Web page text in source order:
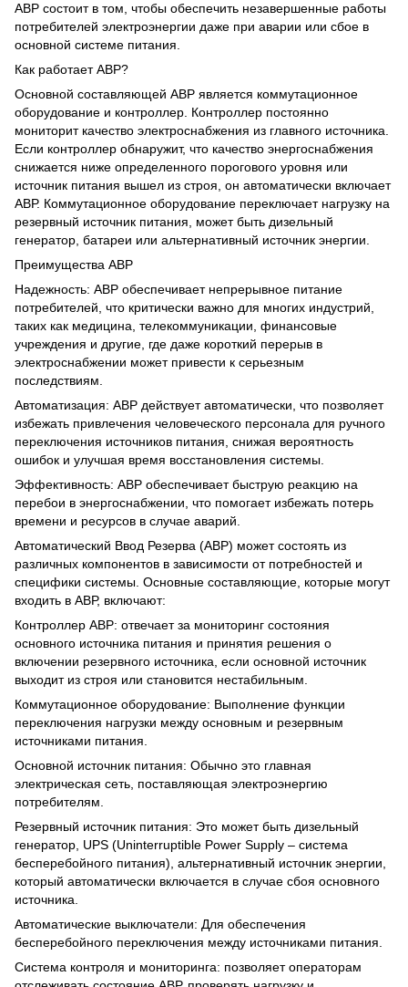
АВР состоит в том, чтобы обеспечить незавершенные работы
потребителей электроэнергии даже при аварии или сбое в
основной системе питания.
Как работает АВР?
Основной составляющей АВР является коммутационное
оборудование и контроллер. Контроллер постоянно
мониторит качество электроснабжения из главного источника.
Если контроллер обнаружит, что качество энергоснабжения
снижается ниже определенного порогового уровня или
источник питания вышел из строя, он автоматически включает
АВР. Коммутационное оборудование переключает нагрузку на
резервный источник питания, может быть дизельный
генератор, батареи или альтернативный источник энергии.
Преимущества АВР
Надежность: АВР обеспечивает непрерывное питание
потребителей, что критически важно для многих индустрий,
таких как медицина, телекоммуникации, финансовые
учреждения и другие, где даже короткий перерыв в
электроснабжении может привести к серьезным
последствиям.
Автоматизация: АВР действует автоматически, что позволяет
избежать привлечения человеческого персонала для ручного
переключения источников питания, снижая вероятность
ошибок и улучшая время восстановления системы.
Эффективность: АВР обеспечивает быструю реакцию на
перебои в энергоснабжении, что помогает избежать потерь
времени и ресурсов в случае аварий.
Автоматический Ввод Резерва (АВР) может состоять из
различных компонентов в зависимости от потребностей и
специфики системы. Основные составляющие, которые могут
входить в АВР, включают:
Контроллер АВР: отвечает за мониторинг состояния
основного источника питания и принятия решения о
включении резервного источника, если основной источник
выходит из строя или становится нестабильным.
Коммутационное оборудование: Выполнение функции
переключения нагрузки между основным и резервным
источниками питания.
Основной источник питания: Обычно это главная
электрическая сеть, поставляющая электроэнергию
потребителям.
Резервный источник питания: Это может быть дизельный
генератор, UPS (Uninterruptible Power Supply – система
бесперебойного питания), альтернативный источник энергии,
который автоматически включается в случае сбоя основного
источника.
Автоматические выключатели: Для обеспечения
бесперебойного переключения между источниками питания.
Система контроля и мониторинга: позволяет операторам